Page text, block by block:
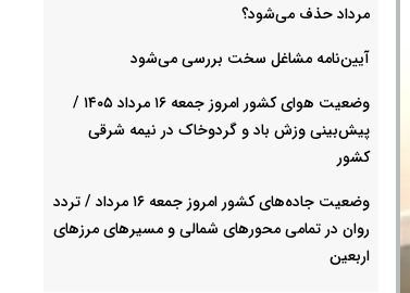
مرداد حذف می‌شود؟
آیین‌نامه مشاغل سخت بررسی می‌شود
وضعیت هوای کشور امروز جمعه ۱۶ مرداد ۱۴۰۵ /
پیش‌بینی وزش باد و گردوخاک در نیمه شرقی
کشور
وضعیت جاده‌های کشور امروز جمعه ۱۶ مرداد / تردد
روان در تمامی محورهای شمالی و مسیرهای مرزهای
اربعین